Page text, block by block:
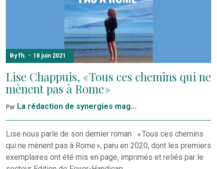
By fh. - 18 juin 2021
Lise Chappuis, « Tous ces chemins qui ne
mènent pas à Rome »
Par La rédaction de synergies mag...
Lise nous parle de son dernier roman : « Tous ces chemins
qui ne mènent pas à Rome », paru en 2020, dont les premiers
exemplaires ont été mis en page, imprimés et reliés par le